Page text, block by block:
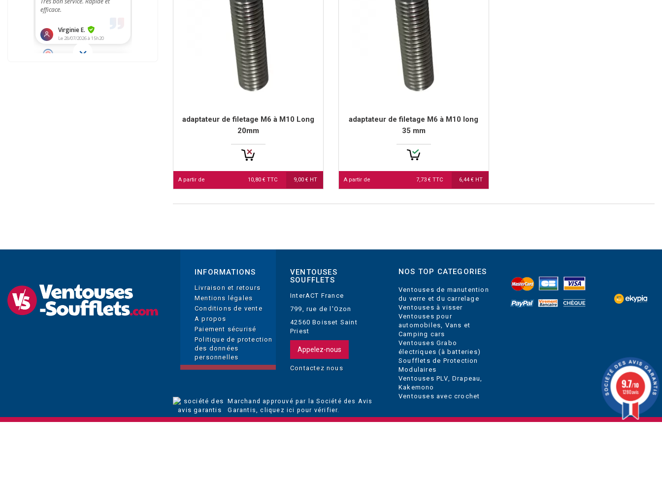
adaptateur de filetage M6 à M10 Long
20mm
A partir de 10,80 € TTC 9,00 € HT
adaptateur de filetage M6 à M10 long
35 mm
A partir de 7,73 € TTC 6,44 € HT
INFORMATIONS
Livraison et retours
Mentions légales
Conditions de vente
A propos
Paiement sécurisé
Politique de protection
des données
personnelles
VENTOUSES
SOUFFLETS
InterACT France
799, rue de l'Ozon
42560 Boisset Saint
Priest
Appelez-nous
Contactez nous
Marchand approuvé par la Société des Avis
Garantis,cliquez ici pour vérifier.
NOS TOP CATEGORIES
Ventouses de manutention
du verre et du carrelage
Ventouses à visser
Ventouses pour
automobiles, Vans et
Camping cars
Ventouses Grabo
électriques (à batteries)
Soufflets de Protection
Modulaires
Ventouses PLV, Drapeau,
Kakemono
Ventouses avec crochet
9.7/10
1280 avis